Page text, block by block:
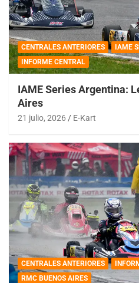
CENTRALES ANTERIORES
IAME
INFORME CENTRAL
IAME Series Argentina:
Aires
21 julio, 2026 E-Kart
CENTRALES ANTERIORES
RMC BUENOS AIRES